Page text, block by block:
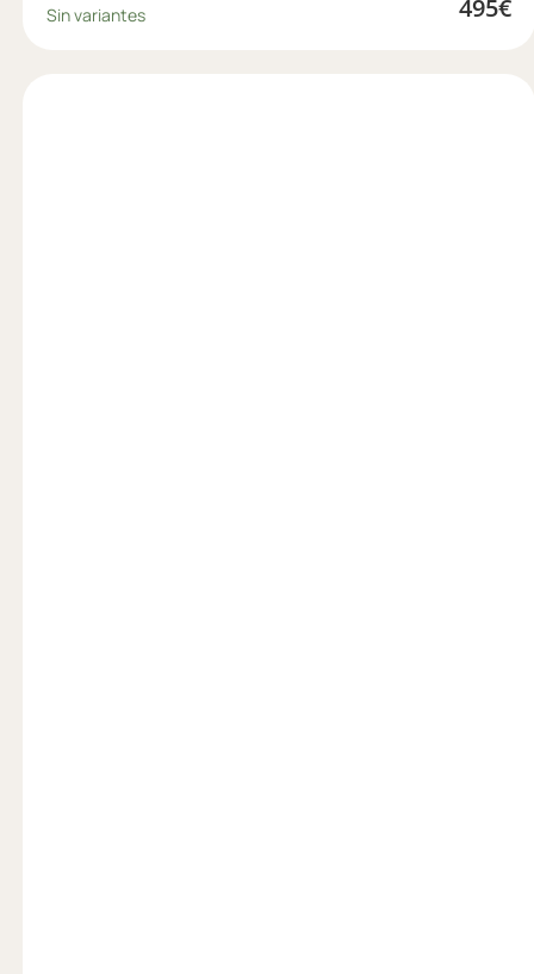
Sin variantes 495€